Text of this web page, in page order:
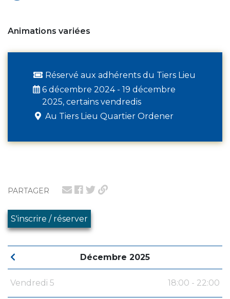
PARTAGER
S'inscrire / réserver
Décembre 2025
Vendredi 5 18:00 - 22:00
Animations variées
Réservé aux adhérents du Tiers Lieu
6 décembre 2024 - 19 décembre
2025, certains vendredis
Au Tiers Lieu Quartier Ordener